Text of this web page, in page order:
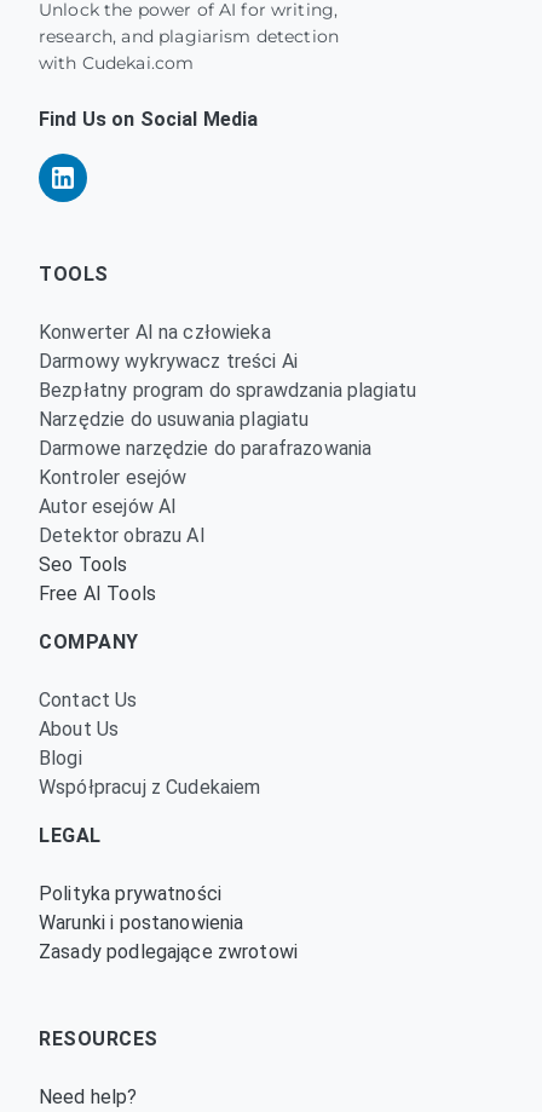
Unlock the power of AI for writing,
research, and plagiarism detection
with Cudekai.com
Find Us on Social Media
TOOLS
Konwerter AI na człowieka
Darmowy wykrywacz treści Ai
Bezpłatny program do sprawdzania plagiatu
Narzędzie do usuwania plagiatu
Darmowe narzędzie do parafrazowania
Kontroler esejów
Autor esejów AI
Detektor obrazu AI
Seo Tools
Free AI Tools
COMPANY
Contact Us
About Us
Blogi
Współpracuj z Cudekaiem
LEGAL
Polityka prywatności
Warunki i postanowienia
Zasady podlegające zwrotowi
RESOURCES
Need help?